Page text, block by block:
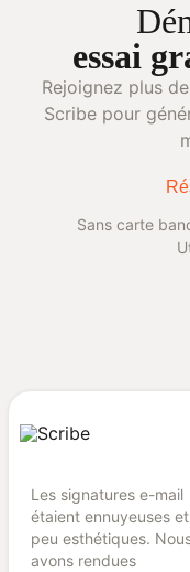
essai
Rejoignez plus
Scribe pour
Sans carte
Les signatures e-mail
étaient ennuyeuses et
peu esthétiques.
avons rendues